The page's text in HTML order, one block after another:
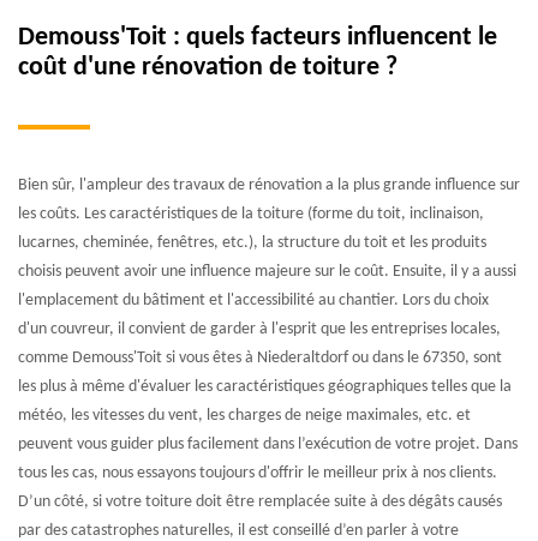
Demouss'Toit : quels facteurs influencent le
coût d'une rénovation de toiture ?
Bien sûr, l'ampleur des travaux de rénovation a la plus grande influence sur
les coûts. Les caractéristiques de la toiture (forme du toit, inclinaison,
lucarnes, cheminée, fenêtres, etc.), la structure du toit et les produits
choisis peuvent avoir une influence majeure sur le coût. Ensuite, il y a aussi
l'emplacement du bâtiment et l'accessibilité au chantier. Lors du choix
d'un couvreur, il convient de garder à l'esprit que les entreprises locales,
comme Demouss'Toit si vous êtes à Niederaltdorf ou dans le 67350, sont
les plus à même d'évaluer les caractéristiques géographiques telles que la
météo, les vitesses du vent, les charges de neige maximales, etc. et
peuvent vous guider plus facilement dans l’exécution de votre projet. Dans
tous les cas, nous essayons toujours d'offrir le meilleur prix à nos clients.
D’un côté, si votre toiture doit être remplacée suite à des dégâts causés
par des catastrophes naturelles, il est conseillé d’en parler à votre